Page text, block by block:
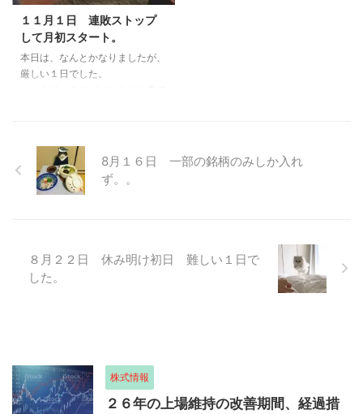
１１月１日 連敗ストップ
して月初スタート。
本日は、なんとかなりましたが、
厳しい１日でした。
8月１６日 一部の銘柄のみしか入れ
ず。。
８月２２日 休み明け初日 難しい１日で
した。
株式情報
２６年の上場維持の改善期間、経過措